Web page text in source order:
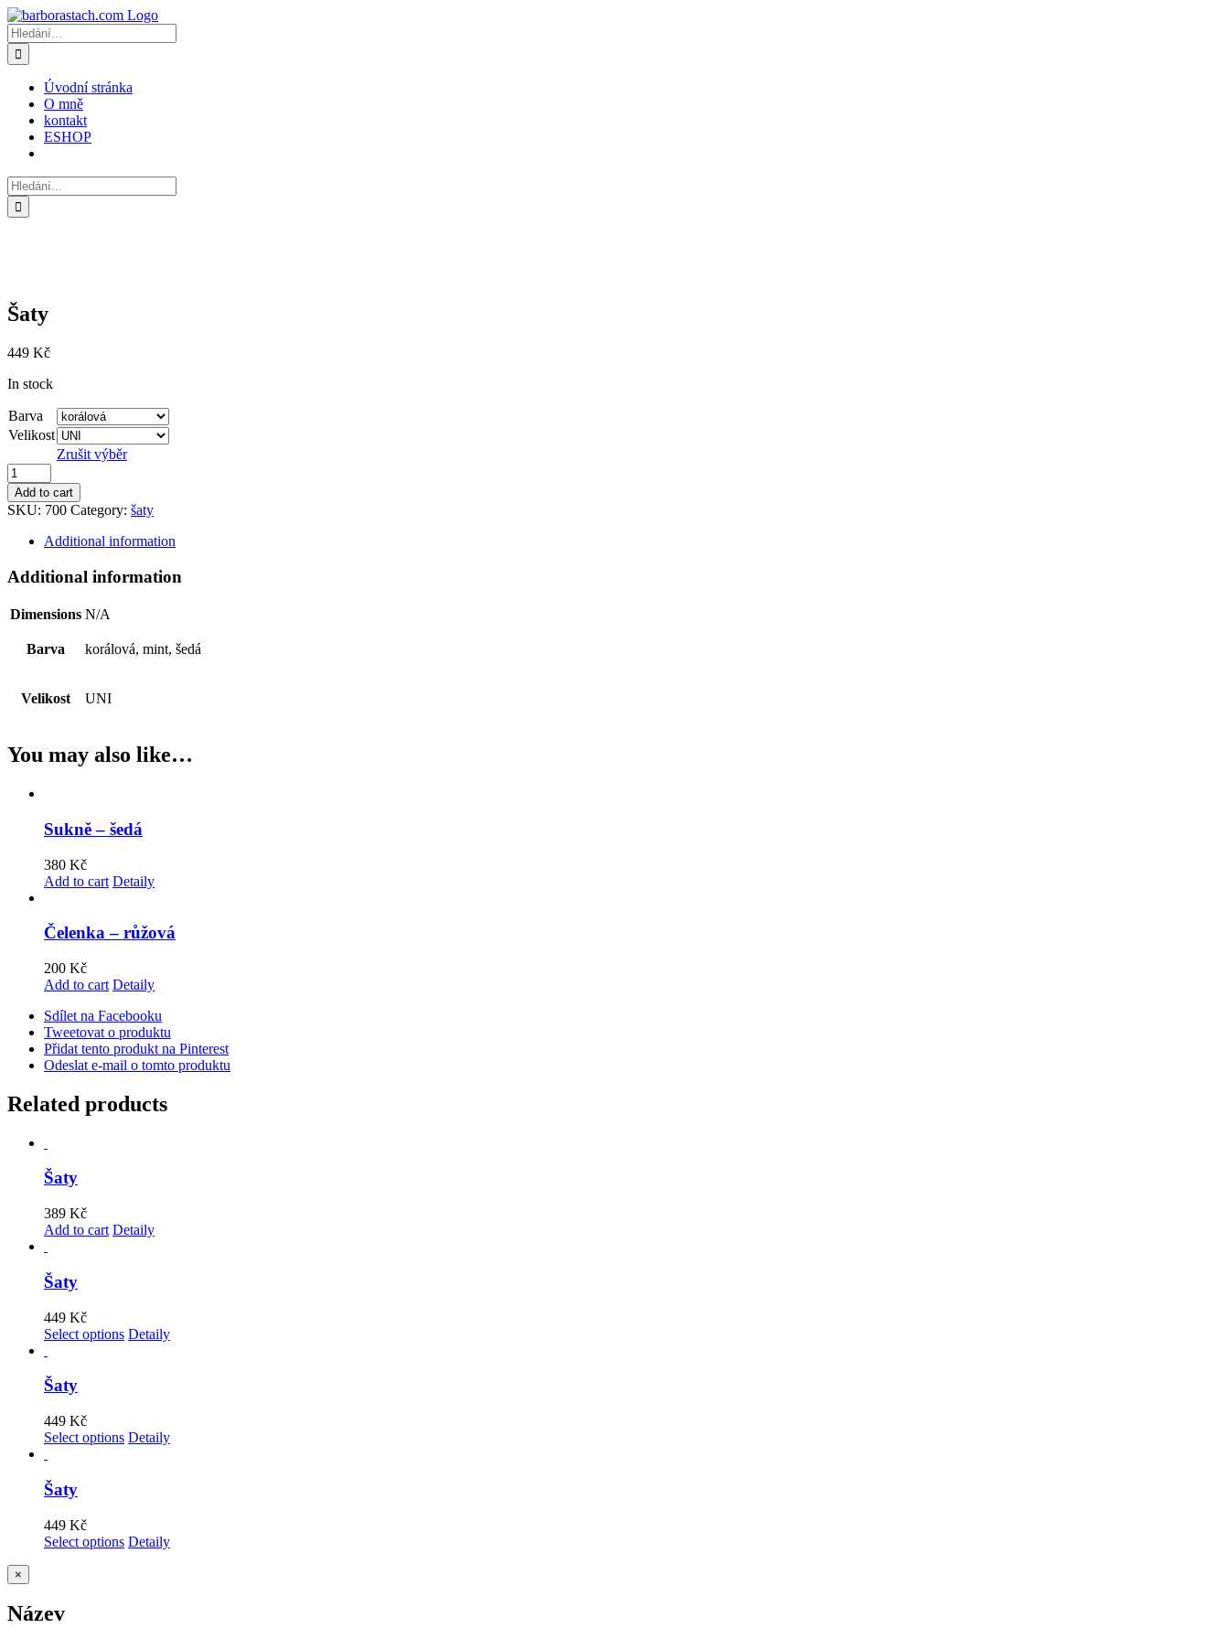
Přeskočit
na
obsah
Hledat:
Úvodní stránka
O mně
kontakt
ESHOP
Hledat:
Šaty
449 Kč
In stock
Barva
Velikost
Zrušit výběr
Šaty
quantity
Add to cart
SKU: 700 Category: šaty
Additional information
Additional information
Dimensions N/A
Barva korálová, mint, šedá
Velikost UNI
You may also like…
Sukně – šedá
380 Kč
Add to cart Detaily
Čelenka – růžová
200 Kč
Add to cart Detaily
Sdílet na Facebooku
Tweetovat o produktu
Přidat tento produkt na Pinterest
Odeslat e-mail o tomto produktu
Related products
Šaty
389 Kč
Add to cart Detaily
Šaty
449 Kč
Select options Detaily
Šaty
449 Kč
Select options Detaily
Šaty
449 Kč
Select options Detaily
Zavřít
Rychlé
produktu
×
Název